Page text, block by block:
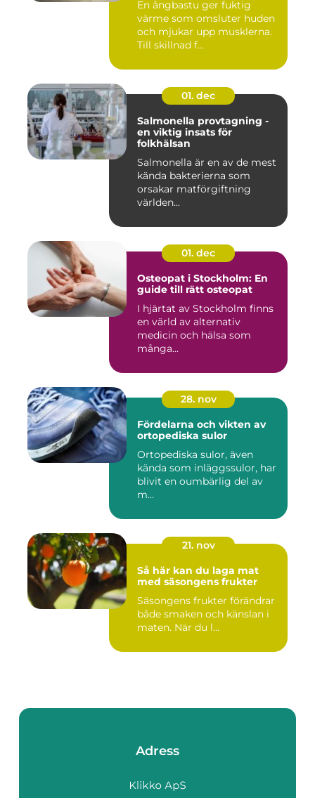
En ångbastu ger fuktig
värme som omsluter huden
och mjukar upp musklerna.
Till skillnad f...
01. dec
Salmonella provtagning -
en viktig insats för
folkhälsan
Salmonella är en av de mest
kända bakterierna som
orsakar matförgiftning
världen...
01. dec
Osteopat i Stockholm: En
guide till rätt osteopat
I hjärtat av Stockholm finns
en värld av alternativ
medicin och hälsa som
många...
28. nov
Fördelarna och vikten av
ortopediska sulor
Ortopediska sulor, även
kända som inläggssulor, har
blivit en oumbärlig del av
m...
21. nov
Så här kan du laga mat
med säsongens frukter
Säsongens frukter förändrar
både smaken och känslan i
maten. När du l...
Adress